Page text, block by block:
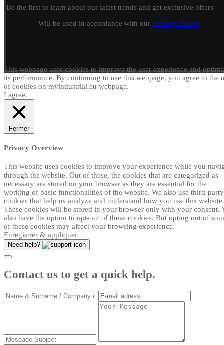
Be the first to learn about our latest trends and get exclusive offers
Will be used in accordance with our Privacy Policy
This webpage uses cookies to improve the user experience and
its performance. By continuing to use this webpage, you agree to the
of cookies on myindustrial.eu webpage.
I agree.
Fermer
Privacy Overview
This website uses cookies to improve your experience while you
through the website. Out of these, the cookies that are categorized as
necessary are stored on your browser as they are essential for the
working of basic functionalities of the website. We also use third-party
cookies that help us analyze and understand how you use this website.
These cookies will be stored in your browser only with your consent.
also have the option to opt-out of these cookies. But opting out of
of these cookies may affect your browsing experience.
Enregistrer & appliquer
Need help?
Contact us to get a quick help.